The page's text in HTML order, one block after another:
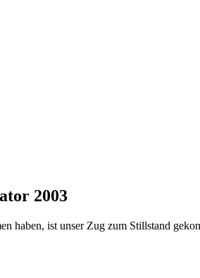
2003
haben, ist unser Zug zum Stillstand